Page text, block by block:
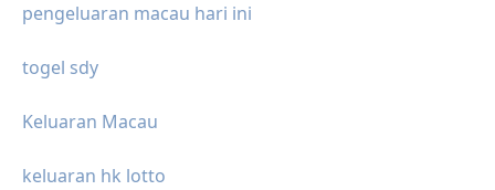
pengeluaran macau hari ini
togel sdy
Keluaran Macau
keluaran hk lotto